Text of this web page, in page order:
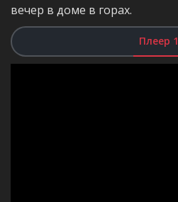
вечер в доме в горах.
Плеер 1